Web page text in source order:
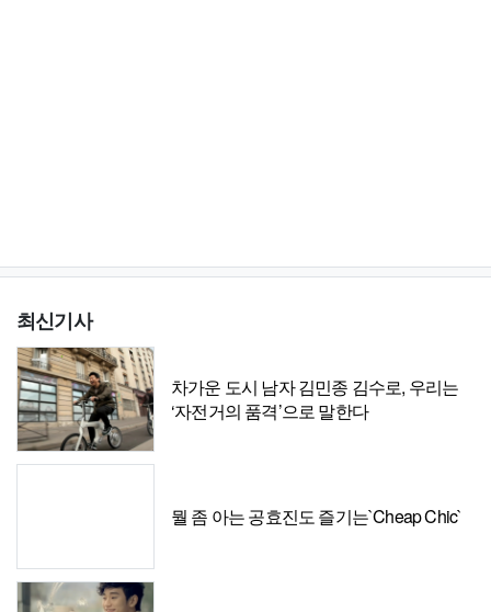
최신기사
차가운 도시 남자 김민종 김수로, 우리는
‘자전거의 품격’으로 말한다
뭘 좀 아는 공효진도 즐기는`Cheap Chic`